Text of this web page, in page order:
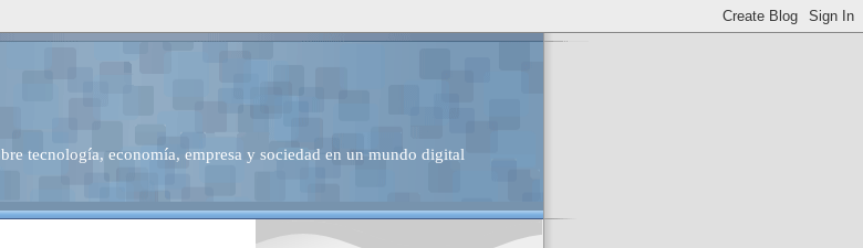
tecnología, economía, empresa y sociedad en un mundo digital